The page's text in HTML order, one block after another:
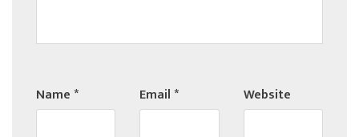
Name* Email* Website